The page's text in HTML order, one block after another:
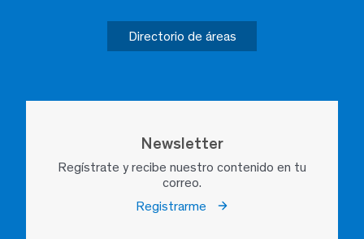
Directorio de áreas
Newsletter
Regístrate y recibe nuestro contenido en tu
correo.
Registrarme